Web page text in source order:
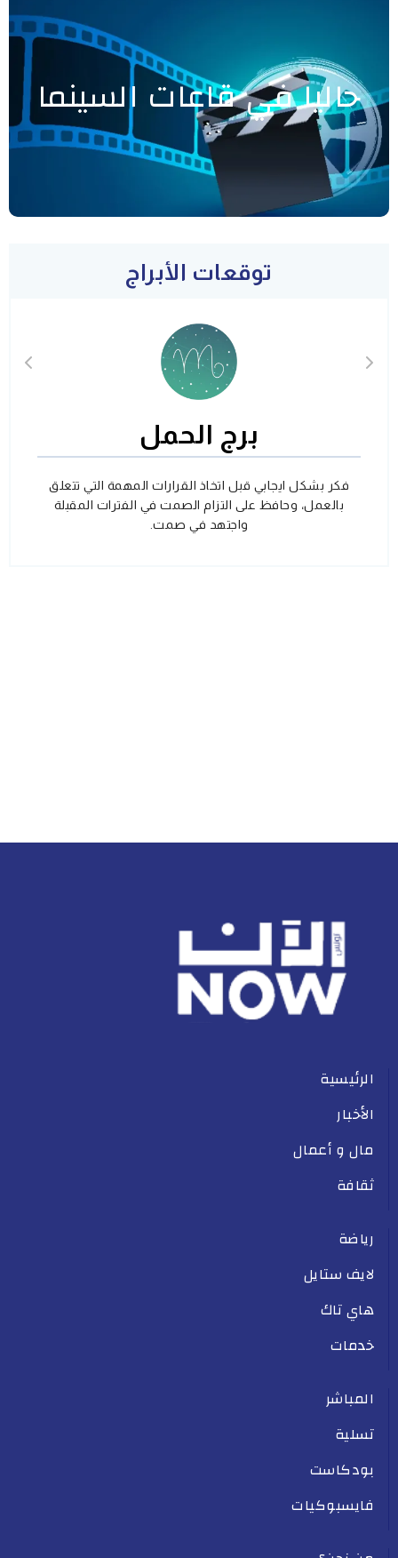
حاليا في قاعات السينما
توقعات الأبراج
برج الحمل
فكر بشكل ايجابي قبل اتخاذ القرارات المهمة التي تتعلق
بالعمل، وحافظ على التزام الصمت في الفترات المقبلة
واجتهد في صمت.
الرئيسية
الأخبار
مال و أعمال
ثقافة
رياضة
لايف ستايل
هاي تاك
خدمات
المباشر
تسلية
بودكاست
فايسبوكيات